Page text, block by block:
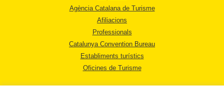
Agència Catalana de Turisme
Afiliacions
Professionals
Catalunya Convention Bureau
Establiments turístics
Oficines de Turisme